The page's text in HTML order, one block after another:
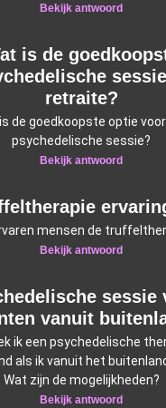
Bekijk antwoord
is de
retraite?
de goedkoopste optie
psychedelische sessie?
Bekijk antwoord
mensen de
Bekijk antwoord
sessie
vanuit
ik een psychedelische
als ik vanuit het
Wat zijn de mogelijkheden?
Bekijk antwoord